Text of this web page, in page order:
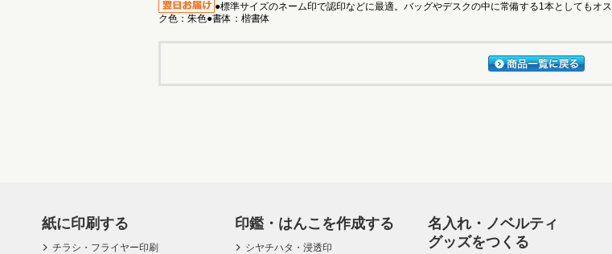
●標準サイズのネーム印で認印などに最適。バッグやデスクの中に常備する1本としてもオ
ク色：朱色●書体：楷書体
紙に印刷する
チラシ・フライヤー印刷
印鑑・はんこを作成する
シヤチハタ・浸透印
名入れ・ノベルティ
グッズをつくる